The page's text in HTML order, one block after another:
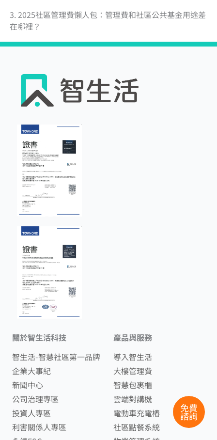
免費
諮詢
3. 2025社區管理費懶人包：管理費和社區公共基金用途差
在哪裡？
關於智生活科技
智生活-智慧社區第一品牌
企業大事紀
新聞中心
公司治理專區
投資人專區
利害關係人專區
產品與服務
導入智生活
大樓管理費
智慧包裹櫃
雲端對講機
電動車充電樁
社區點餐系統